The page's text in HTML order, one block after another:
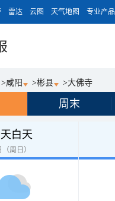
雷达 云图 天气地图 专业产品
>咸阳 >彬县 >大佛寺
周末
白天
（周日）